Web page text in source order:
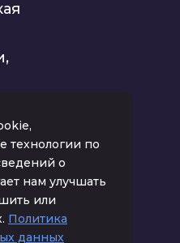
технологии по
о
нам улучшать
или
Политика
данных